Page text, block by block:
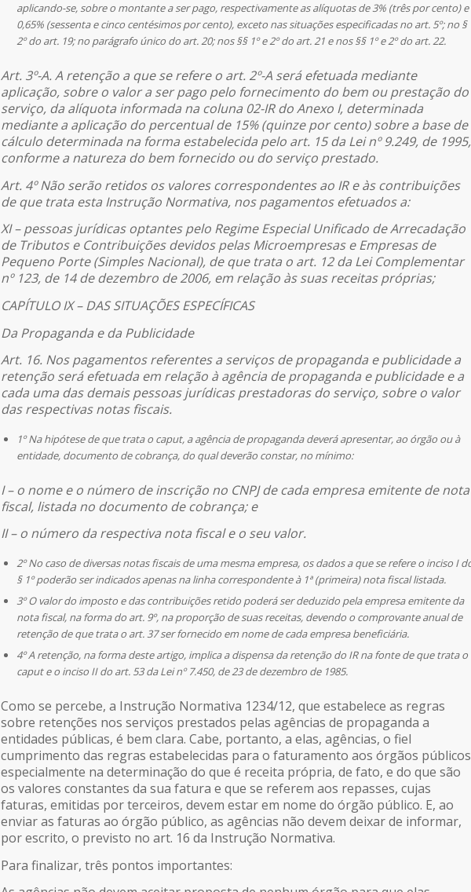
aplicando-se, sobre o montante a ser pago, respectivamente as alíquotas de 3% (três por cento) e
0,65% (sessenta e cinco centésimos por cento), exceto nas situações especificadas no art. 5º; no §
2º do art. 19; no parágrafo único do art. 20; nos §§ 1º e 2º do art. 21 e nos §§ 1º e 2º do art. 22.
Art. 3º-A. A retenção a que se refere o art. 2º-A será efetuada mediante
aplicação, sobre o valor a ser pago pelo fornecimento do bem ou prestação do
serviço, da alíquota informada na coluna 02-IR do Anexo I, determinada
mediante a aplicação do percentual de 15% (quinze por cento) sobre a base de
cálculo determinada na forma estabelecida pelo art. 15 da Lei nº 9.249, de 1995,
conforme a natureza do bem fornecido ou do serviço prestado.
Art. 4º Não serão retidos os valores correspondentes ao IR e às contribuições
de que trata esta Instrução Normativa, nos pagamentos efetuados a:
XI – pessoas jurídicas optantes pelo Regime Especial Unificado de Arrecadação
de Tributos e Contribuições devidos pelas Microempresas e Empresas de
Pequeno Porte (Simples Nacional), de que trata o art. 12 da Lei Complementar
nº 123, de 14 de dezembro de 2006, em relação às suas receitas próprias;
CAPÍTULO IX – DAS SITUAÇÕES ESPECÍFICAS
Da Propaganda e da Publicidade
Art. 16. Nos pagamentos referentes a serviços de propaganda e publicidade a
retenção será efetuada em relação à agência de propaganda e publicidade e a
cada uma das demais pessoas jurídicas prestadoras do serviço, sobre o valor
das respectivas notas fiscais.
1º Na hipótese de que trata o caput, a agência de propaganda deverá apresentar, ao órgão ou à
entidade, documento de cobrança, do qual deverão constar, no mínimo:
I – o nome e o número de inscrição no CNPJ de cada empresa emitente de nota
fiscal, listada no documento de cobrança; e
II – o número da respectiva nota fiscal e o seu valor.
2º No caso de diversas notas fiscais de uma mesma empresa, os dados a que se refere o inciso I
§ 1º poderão ser indicados apenas na linha correspondente à 1ª (primeira) nota fiscal listada.
3º O valor do imposto e das contribuições retido poderá ser deduzido pela empresa emitente da
nota fiscal, na forma do art. 9º, na proporção de suas receitas, devendo o comprovante anual de
retenção de que trata o art. 37 ser fornecido em nome de cada empresa beneficiária.
4º A retenção, na forma deste artigo, implica a dispensa da retenção do IR na fonte de que trata o
caput e o inciso II do art. 53 da Lei nº 7.450, de 23 de dezembro de 1985.
Como se percebe, a Instrução Normativa 1234/12, que estabelece as regras
sobre retenções nos serviços prestados pelas agências de propaganda a
entidades públicas, é bem clara. Cabe, portanto, a elas, agências, o fiel
cumprimento das regras estabelecidas para o faturamento aos órgãos
especialmente na determinação do que é receita própria, de fato, e do que são
os valores constantes da sua fatura e que se referem aos repasses, cujas
faturas, emitidas por terceiros, devem estar em nome do órgão público. E, ao
enviar as faturas ao órgão público, as agências não devem deixar de informar,
por escrito, o previsto no art. 16 da Instrução Normativa.
Para finalizar, três pontos importantes: